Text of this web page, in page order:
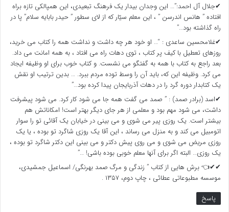
✔جلال آل احمد:”… این وجدان بیدار یک فرهنگ تبعیدی، این همپالکی تازه براه
افتاده ” هانس اندرسن ” ، این معلم سیّار که از لای سطور ” حیدر بابایه سلام” پا در
راه گذاشته بود…”
✔غلامحسین ساعدی : “… او خود هر چه داشت و نداشت همه را کتاب می خرید،
روزهای تعطیل با کیف پر کتاب ، توی دهات راه می افتاد ، به همه امانت می داد.
بعد راجع به کتاب با همه به گفتگو می نشست. و کتاب خوب برای او وظیفه ایجاد
می کرد. وظیفه این که، باید آن را وسط توده مردم ببرد. … بدین ترتیب او نقش
یک کتابدار دوره گرد را در دهات آذربایجان پیدا کرده بود…”
✔اسد (برادر صمد) : ” صمد می گفت همه جا می شود کار کرد. می شود پیشرفت
داشت، می شود مهم بود و معلمی از هر جای دیگر بهتر است! امکاناتش هم
بیشتر است. یک روزی پیر می شوی و می بینی در خیابان یک آقائی تو را سوار
اتومبیل می کند و به منزل می رساند ، این آقا یک روزی شاگرد تو بوده ، یا یک
روزی مریض می شوی و می روی پیش دکتر و می بینی این دکتر شاگرد تو بوده ،
یک روزی… البته اگر برای آنها معلم خوبی بوده باشی! …”
✔✔👈 برش هایی از کتاب ” زندگی و مرگ صمد بهرنگی/ اسماعیل جمشیدی،
موسسه مطبوعاتی عطائی ، چاپ دوم، ۱۳۵۷ .
پاسخ